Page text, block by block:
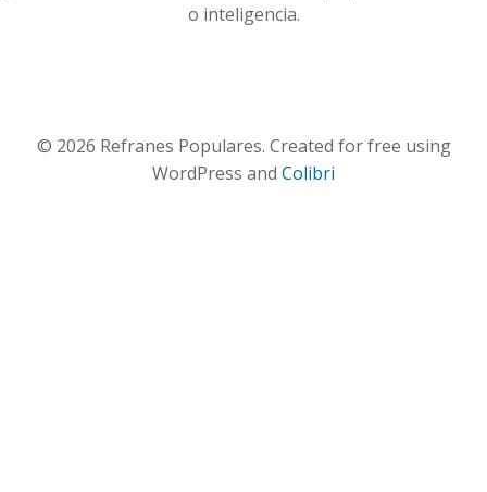
o inteligencia.
© 2026 Refranes Populares. Created for free using
WordPress and Colibri